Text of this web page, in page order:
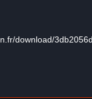
download/